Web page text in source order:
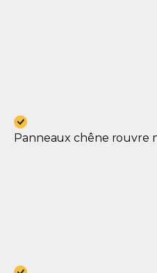
Panneaux chêne rouvre